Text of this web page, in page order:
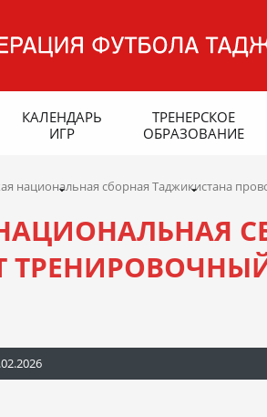
КАЛЕНДАРЬ
ИГР
ТРЕНЕРСКОЕ
ОБРАЗОВАНИЕ
национальная сборная Таджикистана